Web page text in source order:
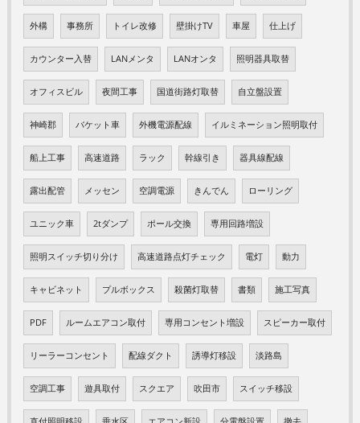
外構 事務所 トイレ改修 壁掛けTV 車屋 仕上げ
カウンター入替 LANメンタ LANオンタ 照明器具取替
オフィスビル 夜間工事 国道街路灯取替 自立盤設置
神崎郡 バケット車 外機電源配線 イルミネーション照明取付
船上工事 高速道路 ラック 幹線引き 器具線配線
露出配管 メッセン 空調電源 きんでん ローリング
ユニック車 2tダンプ ポール交換 専用回路増設
照明スイッチ切り分け 高速道路点灯チェック 電灯 動力
キャビネット プルボックス 殺菌灯取替 書類 施工写真
PDF ルームエアコン取付 専用コンセント増設 スピーカー取付
リーラーコンセント 配線ダクト 誘導灯移設 淡路島
空調工事 遊具取付 スクエア 吹田市 スイッチ移設